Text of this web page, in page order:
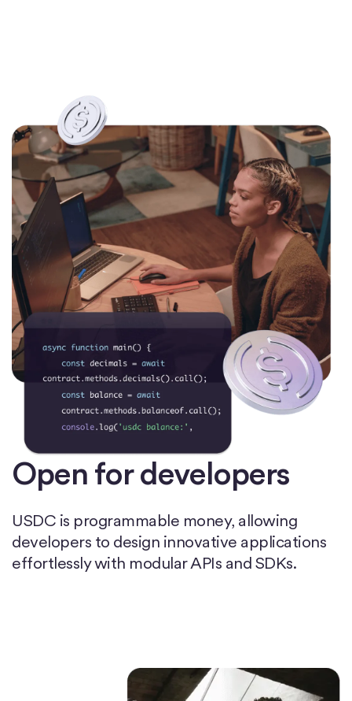
Open for developers
USDC is programmable money, allowing
developers to design innovative applications
effortlessly with modular APIs and SDKs.